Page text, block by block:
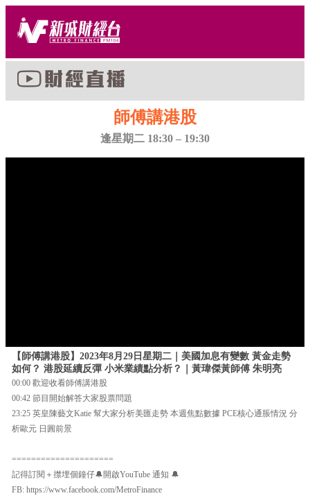
師傅講港股
逢星期二 18:30 – 19:30
【師傅講港股】2023年8月29日星期二｜美國加息有變數 黃金走勢
如何？ 港股延續反彈 小米業績點分析？｜黃瑋傑黃師傅 朱明亮
00:00 歡迎收看師傅講港股
00:42 節目開始解答大家股票問題
23:25 英皇陳藝文Katie 幫大家分析美匯走勢 本週焦點數據 PCE核心通脹情況 分
析歐元 日圓前景
=====================
記得訂閱＋㩒埋個鐘仔🔔開啟YouTube 通知 🔔
FB: https://www.facebook.com/MetroFinance